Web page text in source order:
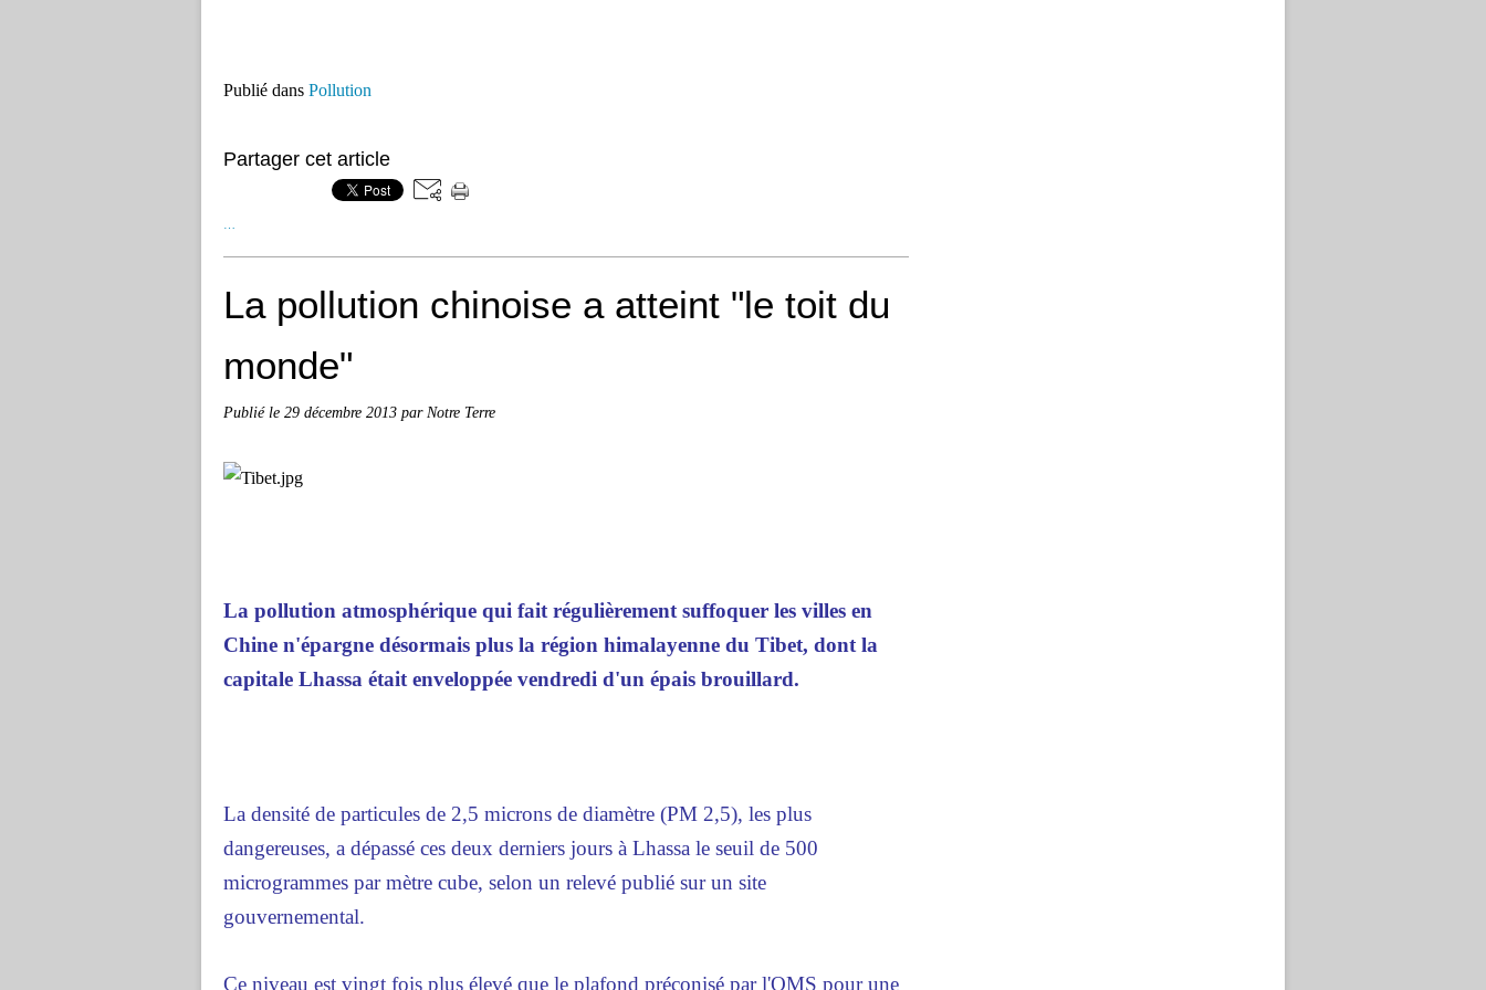
Publié dans Pollution
Partager cet article
La pollution chinoise a atteint "le toit du
monde"
Publié le 29 décembre 2013 par Notre Terre
La pollution atmosphérique qui fait régulièrement suffoquer les villes en
Chine n'épargne désormais plus la région himalayenne du Tibet, dont la
capitale Lhassa était enveloppée vendredi d'un épais brouillard.
La densité de particules de 2,5 microns de diamètre (PM 2,5), les plus
dangereuses, a dépassé ces deux derniers jours à Lhassa le seuil de 500
microgrammes par mètre cube, selon un relevé publié sur un site
gouvernemental.
Ce niveau est vingt fois plus élevé que le plafond préconisé par l'OMS pour une